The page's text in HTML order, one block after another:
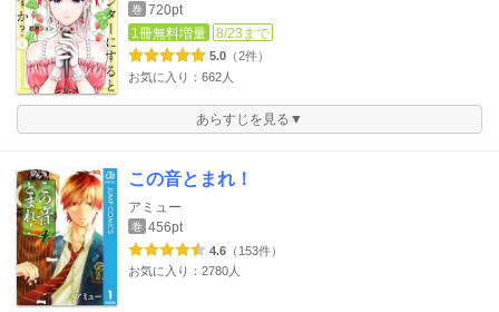
巻 720pt
1冊無料増量
8/23まで
5.0 （2件）
お気に入り：662人
あらすじを見る▼
この音とまれ！
アミュー
巻 456pt
4.6 （153件）
お気に入り：2780人